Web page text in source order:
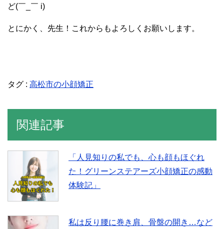
ど(￣_￣ i)
とにかく、先生！これからもよろしくお願いします。
タグ : 高松市の小顔矯正
関連記事
「人見知りの私でも、心も顔もほぐれ
た！グリーンステアーズ小顔矯正の感動
体験記」
私は反り腰に巻き肩、骨盤の開き…など